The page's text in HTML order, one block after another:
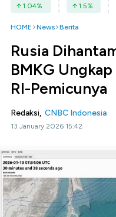
1.04% 1.5%
HOME News Berita
Rusia
BMKG
RI-Pemicunya
Redaksi, CNBC Indonesia
13 January 2026 15:42